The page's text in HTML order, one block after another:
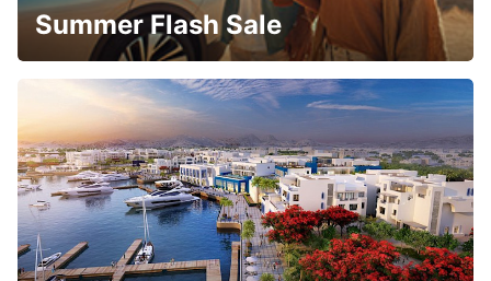
Summer Flash Sale